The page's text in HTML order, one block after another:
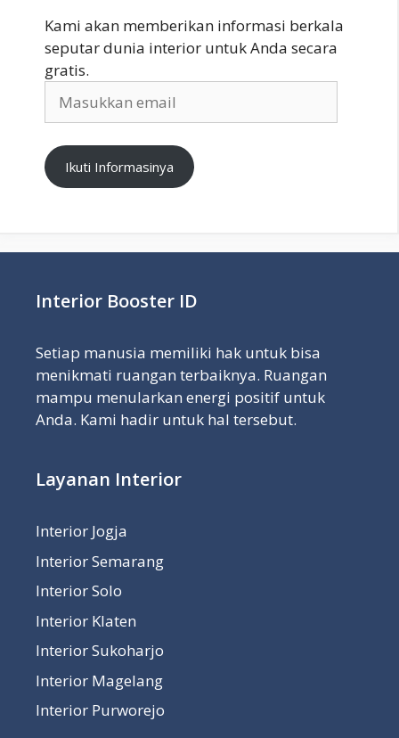
Kami akan memberikan informasi berkala
seputar dunia interior untuk Anda secara
gratis.
email
Ikuti Informasinya
Interior Booster ID
Setiap manusia memiliki hak untuk bisa
menikmati ruangan terbaiknya. Ruangan
mampu menularkan energi positif untuk
Anda. Kami hadir untuk hal tersebut.
Layanan Interior
Interior Jogja
Interior Semarang
Interior Solo
Interior Klaten
Interior Sukoharjo
Interior Magelang
Interior Purworejo